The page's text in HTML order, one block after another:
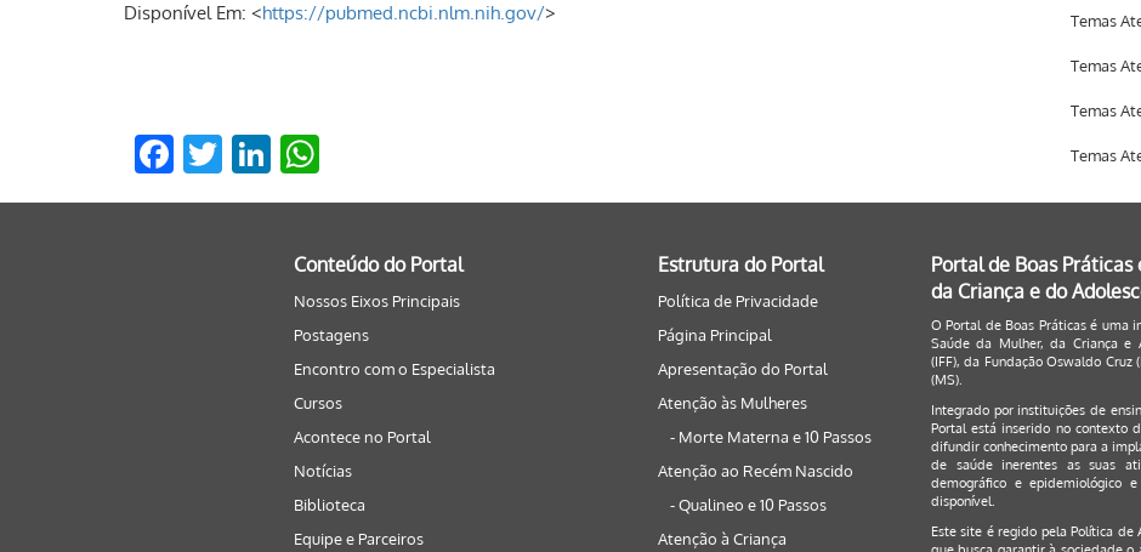
Disponível Em: <https://pubmed.ncbi.nlm.nih.gov/>
Facebook
TwitterLinkedIn
Temas
Temas
Temas
Temas
Conteúdo do Portal
Nossos Eixos Principais
Postagens
Encontro com o Especialista
Cursos
Acontece no Portal
Notícias
Biblioteca
Equipe e Parceiros
Estrutura do Portal
Política de Privacidade
Página Principal
Apresentação do Portal
Atenção às Mulheres
- Morte Materna e 10 Passos
Atenção ao Recém Nascido
- Qualineo e 10 Passos
Atenção à Criança
Portal de Boas
da Criança e do
O Portal de Boas Práticas é uma
Saúde da Mulher, da Criança e
(IFF), da Fundação Oswaldo
(MS).
Integrado por instituições de
Portal está inserido no contexto
difundir conhecimento para a
de saúde inerentes as suas
demográfico e epidemiológico
disponível.
Este site é regido pelaPolítica de